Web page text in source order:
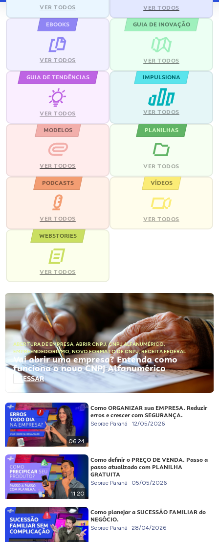
VER TODOS VER TODOS
EBOOKS
VER TODOS
GUIA DE INOVAÇÃO
VER TODOS
GUIA DE TENDÊNCIAS
VER TODOS
IMPULSIONA
VER TODOS
MODELOS
VER TODOS
PLANILHAS
VER TODOS
PODCASTS
VER TODOS
VÍDEOS
VER TODOS
WEBSTORIES
VER TODOS
ABERTURA DE EMPRESA, ABRIR CNPJ,CNPJ ALFANUMÉRICO,
EMPREENDEDORISMO, NOVO FORMATO DE CNPJ,RECEITA FEDERAL
Vai abrir uma empresa? Entenda como
funciona o novo CNPJ Alfanumérico
ACESSAR
06:24
Como ORGANIZAR sua EMPRESA. Reduzir
erros e crescer com SEGURANÇA.
Sebrae Paraná 12/05/2026
11:20
Como definir o PREÇO DE VENDA. Passo a
passo atualizado com PLANILHA
GRATUITA
Sebrae Paraná 05/05/2026
Como planejar a SUCESSÃO FAMILIAR do
NEGÓCIO.
Sebrae Paraná 28/04/2026